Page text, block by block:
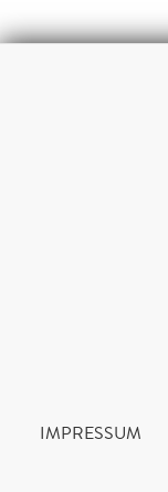
IMPRESSUM